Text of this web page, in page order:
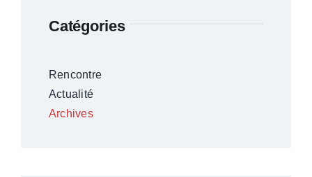
Catégories
Rencontre
Actualité
Archives